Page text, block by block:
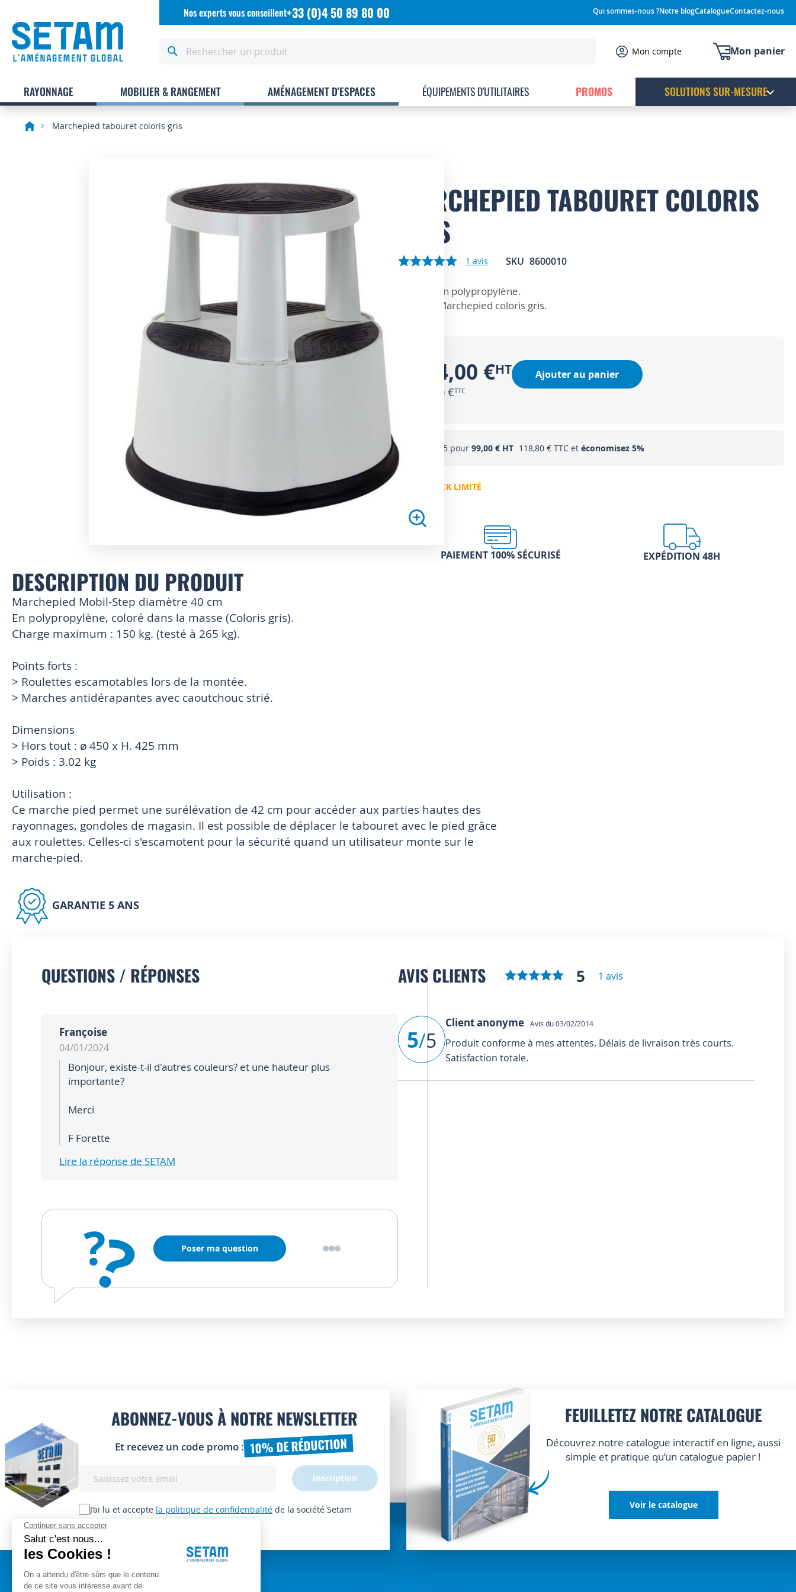
Allez
Qui sommes-nous ?Notre blogCatalogueContactez-nous
Nos experts vous conseillent+33 (0)4 50 89 80 00
Mon panier
Mon compte
RAYONNAGE MOBILIER & RANGEMENT AMÉNAGEMENT D'ESPACES ÉQUIPEMENTS D'UTILITAIRES PROMOS SOLUTIONS SUR-MESURE
Marchepied tabouret coloris gris
the
beginning
of
the
images
gallery
MARCHEPIED TABOURET COLORIS
GRIS
1 avis SKU 8600010
En polypropylène.
Marchepied coloris gris.
104,00 €
124,80 €
Ajouter au panier
Acheter 5 pour 99,00 € 118,80 € et économisez 5%
EN STOCK LIMITÉ
PAIEMENT 100% SÉCURISÉ EXPÉDITION 48H
DESCRIPTION DU PRODUIT
Marchepied Mobil-Step diamètre 40 cm
En polypropylène, coloré dans la masse (Coloris gris).
Charge maximum : 150 kg. (testé à 265 kg).
Points forts :
> Roulettes escamotables lors de la montée.
> Marches antidérapantes avec caoutchouc strié.
Dimensions
> Hors tout : ø 450 x H. 425 mm
> Poids : 3.02 kg
Utilisation :
Ce marche pied permet une surélévation de 42 cm pour accéder aux parties hautes des
rayonnages, gondoles de magasin. Il est possible de déplacer le tabouret avec le pied grâce
aux roulettes. Celles-ci s'escamotent pour la sécurité quand un utilisateur monte sur le
marche-pied.
GARANTIE 5 ANS
QUESTIONS / RÉPONSES
Françoise
04/01/2024
Bonjour, existe-t-il d'autres couleurs? et une hauteur plus
importante?
Merci
F Forette
Lire la réponse de SETAM
?
? Poser ma question
AVIS CLIENTS 5 1 avis
5/5
Client anonyme Avis du 03/02/2014
Produit conforme à mes attentes. Délais de livraison très courts.
Satisfaction totale.
ABONNEZ-VOUS À NOTRE NEWSLETTER
Et recevez un code promo : 10% DE RÉDUCTION
lettre
d’information
:
J’ai lu et accepte la politique de confidentialité de la société Setam
Inscription
FEUILLETEZ NOTRE CATALOGUE
Découvrez notre catalogue interactif en ligne, aussi
simple et pratique qu’un catalogue papier !
Voir le catalogue